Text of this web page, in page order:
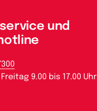
und
9.00 bis 17.00 Uhr